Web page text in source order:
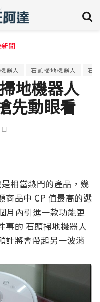
聞
器人 石頭掃地機器人 石
地機器人
先動眼看
相當熱門的產品，幾
商品中 CP 值最高的選
月內引進一款功能更
事的 石頭掃地機器人
計將會帶起另一波消